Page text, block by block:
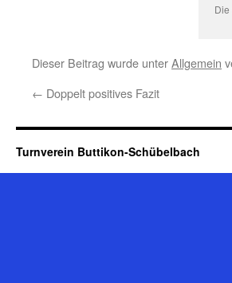
Dieser Beitrag wurde unterAllgemein
← Doppelt positives Fazit
Turnverein Buttikon-Schübelbach